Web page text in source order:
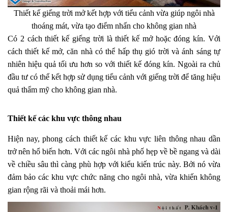
Thiết kế giếng trời mở kết hợp với tiểu cảnh vừa giúp ngôi nhà
thoáng mát, vừa tạo điểm nhấn cho không gian nhà
Có 2 cách thiết kế giếng trời là thiết kế mở hoặc đóng kín. Với
cách thiết kế mở, căn nhà có thể hấp thụ gió trời và ánh sáng tự
nhiên hiệu quả tối ưu hơn so với thiết kế đóng kín. Ngoài ra chủ
đầu tư có thể kết hợp sử dụng tiểu cảnh với giếng trời để tăng hiệu
quả thẩm mỹ cho không gian nhà.
Thiết kế các khu vực thông nhau
Hiện nay, phong cách thiết kế các khu vực liên thông nhau dần
trở nên hổ biến hơn. Với các ngôi nhà phố hẹp về bề ngang và dài
về chiều sâu thì càng phù hợp với kiểu kiến trúc này. Bởi nó vừa
đảm bảo các khu vực chức năng cho ngôi nhà, vừa khiến không
gian rộng rãi và thoải mái hơn.